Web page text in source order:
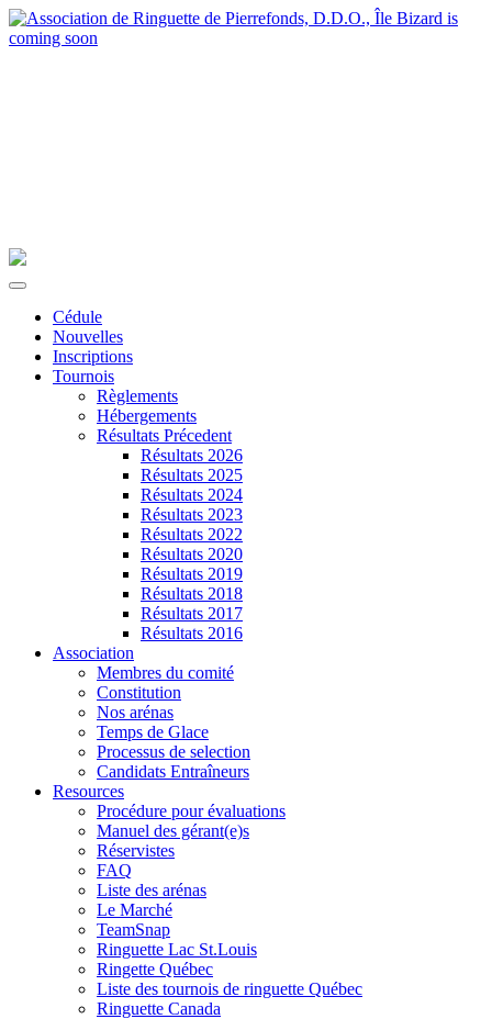
Cédule
Nouvelles
Inscriptions
Tournois
Règlements
Hébergements
Résultats Précedent
Résultats 2026
Résultats 2025
Résultats 2024
Résultats 2023
Résultats 2022
Résultats 2020
Résultats 2019
Résultats 2018
Résultats 2017
Résultats 2016
Association
Membres du comité
Constitution
Nos arénas
Temps de Glace
Processus de selection
Candidats Entraîneurs
Resources
Procédure pour évaluations
Manuel des gérant(e)s
Réservistes
FAQ
Liste des arénas
Le Marché
TeamSnap
Ringuette Lac St.Louis
Ringette Québec
Liste des tournois de ringuette Québec
Ringuette Canada